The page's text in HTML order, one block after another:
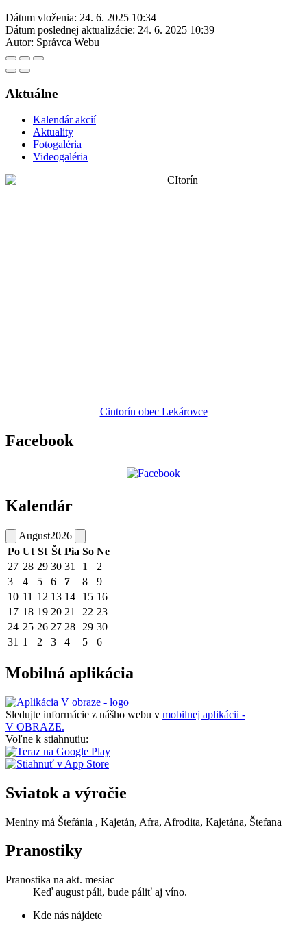
Dátum vloženia: 24. 6. 2025 10:34
Dátum poslednej aktualizácie: 24. 6. 2025 10:39
Autor: Správca Webu
Aktuálne
Kalendár akcií
Aktuality
Fotogaléria
Videogaléria
Cintorín obec Lekárovce
Facebook
Kalendár
August2026
Po Ut St Št Pia So Ne
27 28 29 30 31 1
2
3
4 5 6 7 8
9
10 11 12 13 14 15 16
17 18 19 20 21 22 23
24 25 26 27 28 29 30
31 1 2 3 4 5 6
Mobilná aplikácia
Sledujte informácie z nášho webu v mobilnej aplikácii -
V OBRAZE.
Voľne k stiahnutiu:
Sviatok a výročie
Meniny má Štefánia , Kajetán, Afra, Afrodita, Kajetána, Štefana
Pranostiky
Pranostika na akt. mesiac
Keď august páli, bude páliť aj víno.
Kde nás nájdete